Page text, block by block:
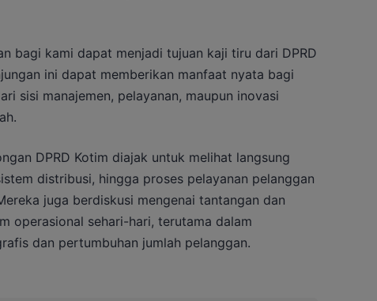
bagi kami dapat menjadi tujuan kaji tiru dari DPRD
ini dapat memberikan manfaat nyata bagi
sisi manajemen, pelayanan, maupun inovasi
DPRD Kotim diajak untuk melihat langsung
distribusi, hingga proses pelayanan pelanggan
juga berdiskusi mengenai tantangan dan
operasional sehari-hari, terutama dalam
dan pertumbuhan jumlah pelanggan.